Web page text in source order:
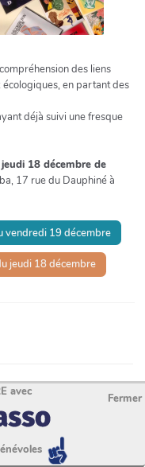
Fermer
avec
des liens
en partant des
déjà suivi une fresque
18 décembre de
17 rue du Dauphiné à
vendredi 19 décembre
jeudi 18 décembre
avec Yeswiki